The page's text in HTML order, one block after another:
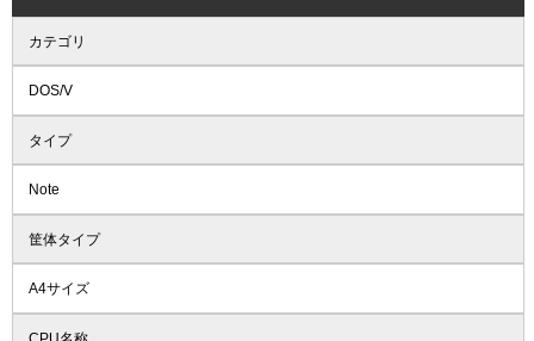
カテゴリ
DOS/V
タイプ
Note
筐体タイプ
A4サイズ